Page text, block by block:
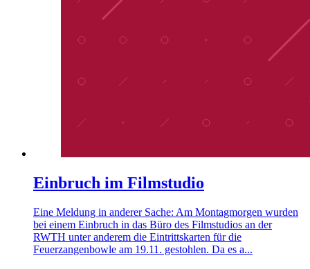
Einbruch im Filmstudio
Eine Meldung in anderer Sache: Am Montagmorgen wurden
bei einem Einbruch in das Büro des Filmstudios an der
RWTH unter anderem die Eintrittskarten für die
Feuerzangenbowle am 19.11. gestohlen. Da es a...